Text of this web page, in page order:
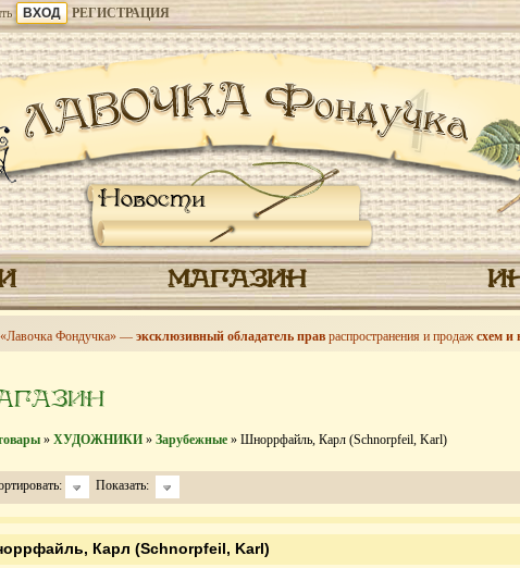
РЕГИСТРАЦИЯ
Новости
МАГАЗИН
«Лавочка Фондучка» — эксклюзивный обладатель прав распространения и продажсхем и
» ХУДОЖНИКИ » Зарубежные » Шноррфайль, Карл (Schnorpfeil, Karl)
Показать:
Карл (Schnorpfeil, Karl)